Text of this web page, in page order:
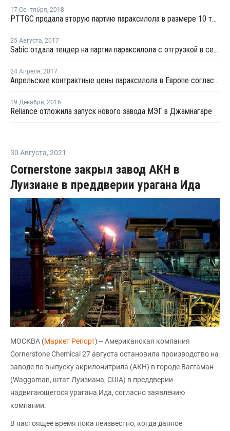
17 Сентября, 2018
PTTGC продала вторую партию параксилола в размере 10 тыс. тонн с отгрузкой в октябре
25 Августа, 2017
Sabic отдала тендер на партии параксилола с отгрузкой в сентябре японскому трейдеру
24 Апреля, 2017
Апрельские контрактные цены параксилола в Европе согласованы на EUR20-55 за тонну ниже марта
19 Декабря, 2016
Reliance отложила запуск нового завода МЭГ в Джамнагаре
30 Августа, 2021
Cornerstone закрыл завод АКН в
Луизиане в преддверии урагана Ида
МОСКВА (Маркет Репорт) -- Американская компания
Cornerstone Chemical 27 августа остановила производство на
заводе по выпуску акрилонитрила (AКН) в городе Ваггаман
(Waggaman, штат Луизиана, США) в преддверии
надвигающегося урагана Ида, согласно заявлению
компании.
В настоящее время пока неизвестно, когда данное